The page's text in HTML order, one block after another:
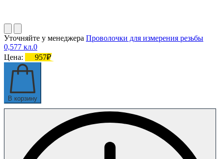
Уточняйте у менеджера Проволочки для измерения резьбы
0,577 кл.0
Цена:
957₽
В корзину